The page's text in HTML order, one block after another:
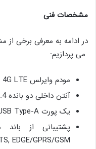
مشخصات فنی
می پردازیم:
مودم وایرلس 4G LTE دو بانده
آنتن داخلی دو بانده 2.4 و 5 گیگاهرتز
یک پورت Micro USB Type-A
EDGE/GPRS/GSM